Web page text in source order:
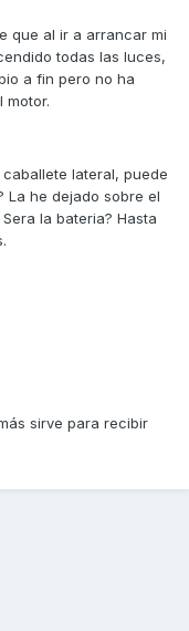
que al ir a arrancar mi
todas las luces,
a fin pero no ha
motor.
lateral, puede
La he dejado sobre el
la bateria? Hasta
sirve para recibir